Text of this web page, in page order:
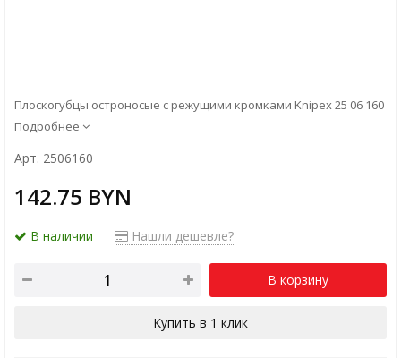
Плоскогубцы остроносые с режущими кромками Knipex 25 06 160
Подробнее
Арт. 2506160
142.75 BYN
В наличии Нашли дешевле?
В корзину
Купить в 1 клик